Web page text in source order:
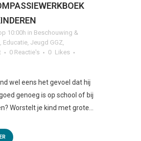
10:00h in Beschouwing &
, Educatie, Jeugd GGZ,
0 Reactie's 0 Likes
wel eens het gevoel dat hij
genoeg is op school of bij
Worstelt je kind met grote...